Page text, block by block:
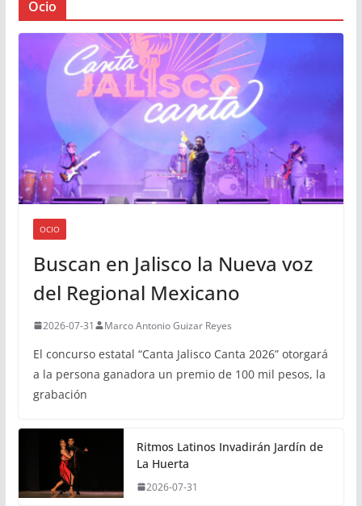
Ocio
OCIO
Buscan en Jalisco la Nueva voz
del Regional Mexicano
2026-07-31 Marco Antonio Guizar Reyes
El concurso estatal “Canta Jalisco Canta 2026” otorgará
a la persona ganadora un premio de 100 mil pesos, la
grabación
Ritmos Latinos Invadirán Jardín de
La Huerta
2026-07-31